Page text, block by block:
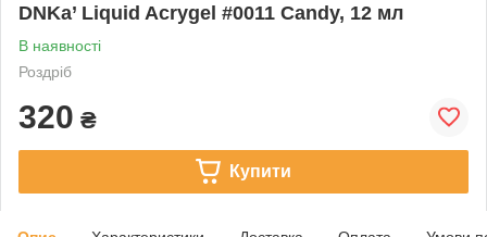
DNKa’ Liquid Acrygel #0011 Candy, 12 мл
В наявності
Роздріб
320 ₴
Купити